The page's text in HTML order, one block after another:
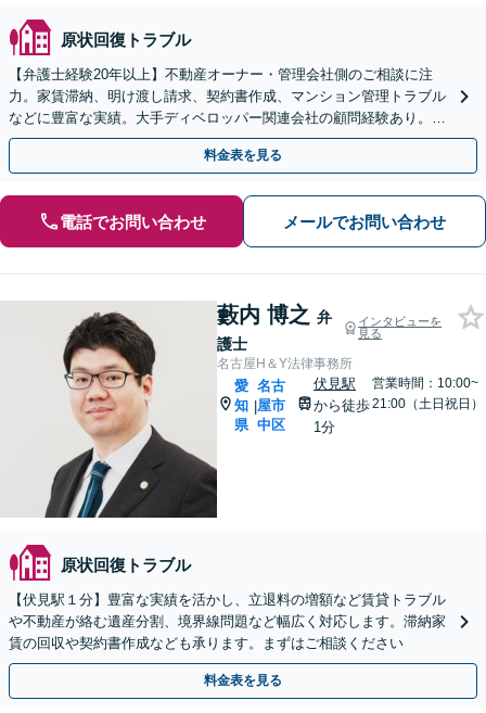
原状回復トラブル
【弁護士経験20年以上】不動産オーナー・管理会社側のご相談に注
力。家賃滞納、明け渡し請求、契約書作成、マンション管理トラブル
などに豊富な実績。大手ディベロッパー関連会社の顧問経験あり。収
益物件の相続相談も対応【初回面談無料】
料金表を見る
電話でお問い合わせ メールでお問い合わせ
藪内 博之 弁
護士
インタビューを
見る
名古屋H＆Y法律事務所
愛
知
県
|
名古
屋市
中区
伏見駅
から徒歩
1分
営業時間：10:00~
21:00（土日祝日）
原状回復トラブル
【伏見駅１分】豊富な実績を活かし、立退料の増額など賃貸トラブル
や不動産が絡む遺産分割、境界線問題など幅広く対応します。滞納家
賃の回収や契約書作成なども承ります。まずはご相談ください
料金表を見る